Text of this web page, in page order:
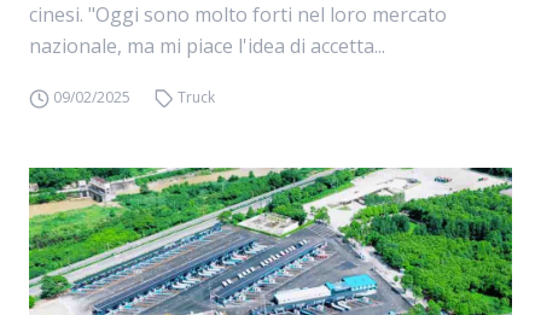
cinesi. "Oggi sono molto forti nel loro mercato
nazionale, ma mi piace l'idea di accetta...
09/02/2025 Truck